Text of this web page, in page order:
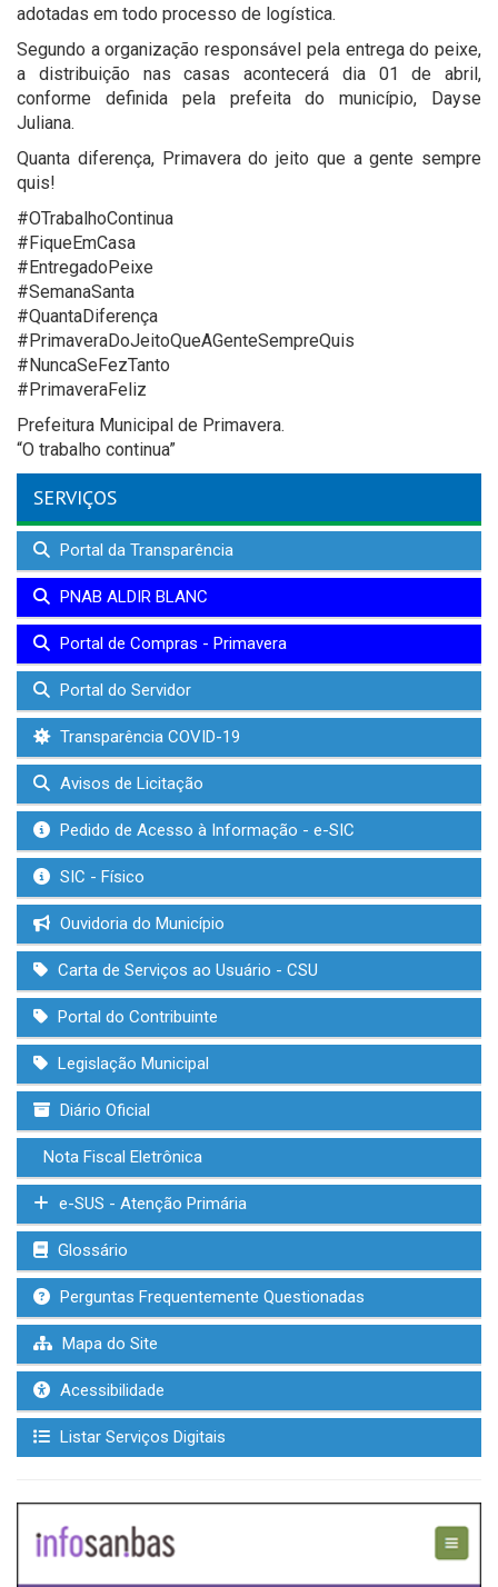
adotadas em todo processo de logística.
Segundo a organização responsável pela entrega do peixe,
a distribuição nas casas acontecerá dia 01 de abril,
conforme definida pela prefeita do município, Dayse
Juliana.
Quanta diferença, Primavera do jeito que a gente sempre
quis!
#OTrabalhoContinua
#FiqueEmCasa
#EntregadoPeixe
#SemanaSanta
#QuantaDiferença
#PrimaveraDoJeitoQueAGenteSempreQuis
#NuncaSeFezTanto
#PrimaveraFeliz
Prefeitura Municipal de Primavera.
“O trabalho continua”
SERVIÇOS
Portal da Transparência
PNAB ALDIR BLANC
Portal de Compras - Primavera
Portal do Servidor
Transparência COVID-19
Avisos de Licitação
Pedido de Acesso à Informação - e-SIC
SIC - Físico
Ouvidoria do Município
Carta de Serviços ao Usuário - CSU
Portal do Contribuinte
Legislação Municipal
Diário Oficial
Nota Fiscal Eletrônica
e-SUS - Atenção Primária
Glossário
Perguntas Frequentemente Questionadas
Mapa do Site
Acessibilidade
Listar Serviços Digitais